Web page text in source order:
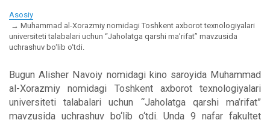
Asosiy
Muhammad al-Xorazmiy nomidagi Toshkent axborot texnologiyalari
universiteti talabalari uchun “Jaholatga qarshi ma’rifat” mavzusida
uchrashuv bo‘lib o‘tdi.
Bugun Alisher Navoiy nomidagi kino saroyida Muhammad
al-Xorazmiy nomidagi Toshkent axborot texnologiyalari
universiteti talabalari uchun “Jaholatga qarshi ma’rifat”
mavzusida uchrashuv bo‘lib o‘tdi. Unda 9 nafar fakultet